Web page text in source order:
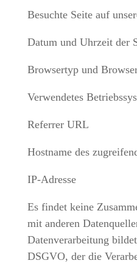
Besuchte Seite auf
Datum und Uhrzeit der
Browsertyp und
Verwendetes
Referrer URL
Hostname des
IP-Adresse
Es findet keine
mit anderen
Datenverarbeitung
DSGVO, der die